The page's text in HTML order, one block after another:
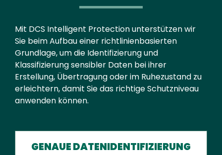
Text
Mit DCS Intelligent Protection unterstützen wir
Sie beim Aufbau einer richtlinienbasierten
Grundlage, um die Identifizierung und
Klassifizierung sensibler Daten bei ihrer
Erstellung, Übertragung oder im Ruhezustand zu
erleichtern, damit Sie das richtige Schutzniveau
anwenden können.
GENAUE DATENIDENTIFIZIERUNG